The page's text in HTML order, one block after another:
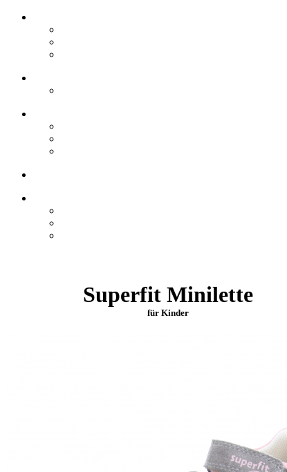
Superfit Minilette
für Kinder